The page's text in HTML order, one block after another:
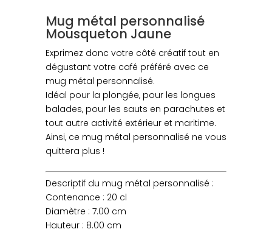
Mug métal personnalisé
Mousqueton Jaune
Exprimez donc votre côté créatif tout en
dégustant votre café préféré avec ce
mug métal personnalisé.
Idéal pour la plongée, pour les longues
balades, pour les sauts en parachutes et
tout autre activité extérieur et maritime.
Ainsi, ce mug métal personnalisé ne vous
quittera plus !
Descriptif du mug métal personnalisé :
Contenance : 20 cl
Diamètre : 7.00 cm
Hauteur : 8.00 cm